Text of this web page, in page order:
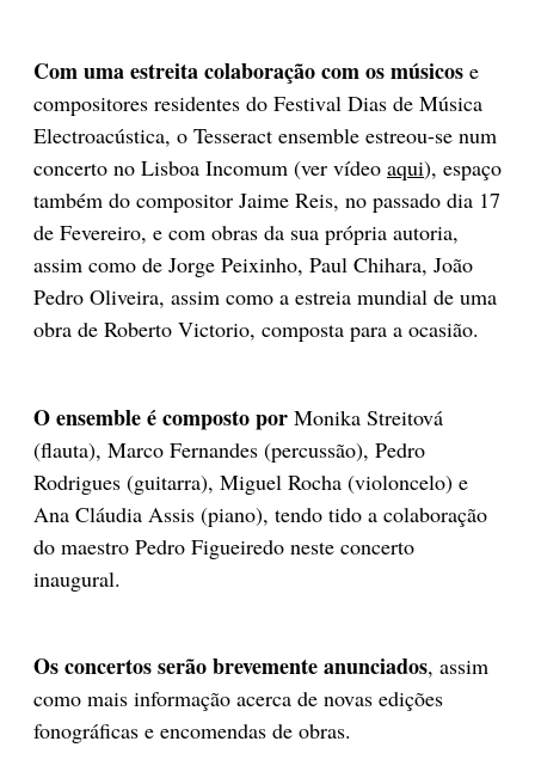
Com uma estreita colaboração com os músicos e
compositores residentes do Festival Dias de Música
Electroacústica, o Tesseract ensemble estreou-se num
concerto no Lisboa Incomum (ver vídeo aqui), espaço
também do compositor Jaime Reis, no passado dia 17
de Fevereiro, e com obras da sua própria autoria,
assim como de Jorge Peixinho, Paul Chihara, João
Pedro Oliveira, assim como a estreia mundial de uma
obra de Roberto Victorio, composta para a ocasião.
O ensemble é composto por Monika Streitová
(flauta), Marco Fernandes (percussão), Pedro
Rodrigues (guitarra), Miguel Rocha (violoncelo) e
Ana Cláudia Assis (piano), tendo tido a colaboração
do maestro Pedro Figueiredo neste concerto
inaugural.
Os concertos serão brevemente anunciados, assim
como mais informação acerca de novas edições
fonográficas e encomendas de obras.